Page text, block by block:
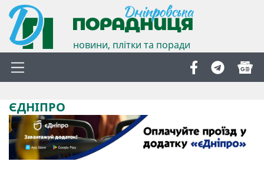
новини, плітки та поради
ЄДНІПРО